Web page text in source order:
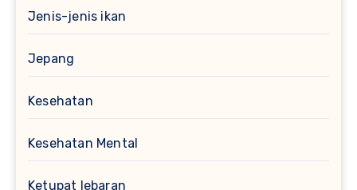
Jenis-jenis ikan
Jepang
Kesehatan
Kesehatan Mental
Ketupat lebaran